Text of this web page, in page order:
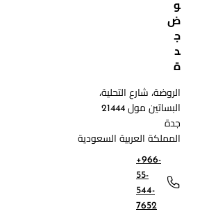
و
ض
ج
د
ة
الروضة، شارع التحلية،
البساتين مول 21444
جدة
المملكة العربية السعودية
+966-
55-
544-
7652